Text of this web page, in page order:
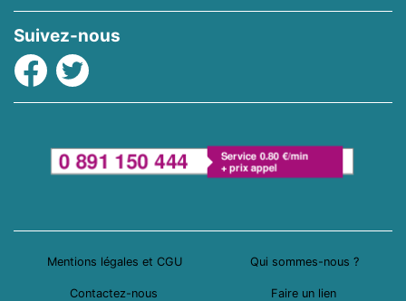
Suivez-nous
Facebook
Twitter
Mentions légales et CGU Qui sommes-nous ?
Contactez-nous Faire un lien